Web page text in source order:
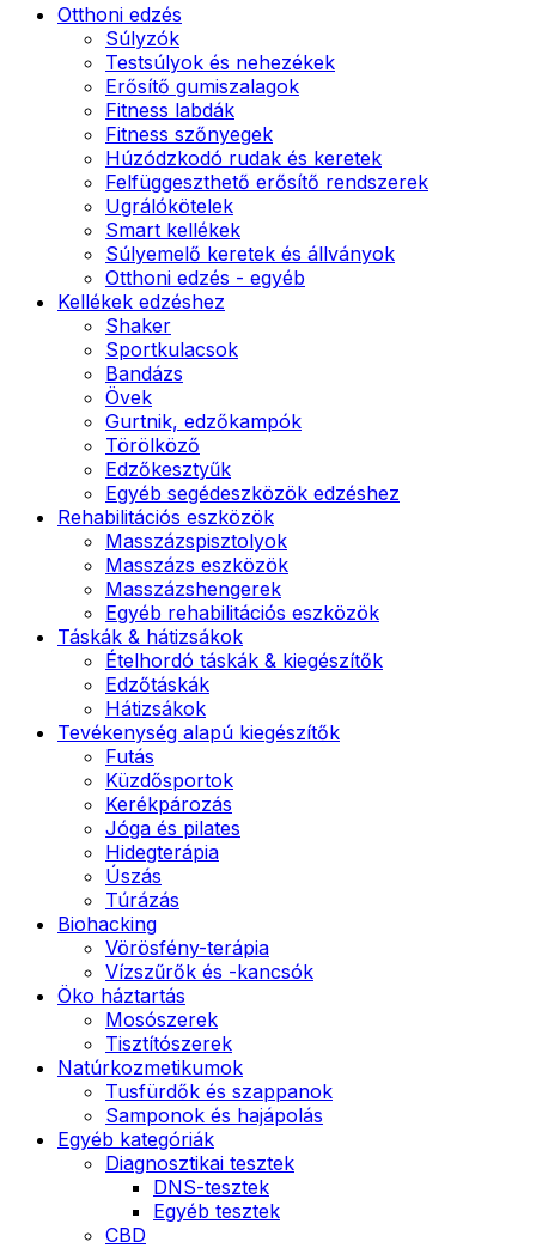
Otthoni edzés
Súlyzók
Testsúlyok és nehezékek
Erősítő gumiszalagok
Fitness labdák
Fitness szőnyegek
Húzódzkodó rudak és keretek
Felfüggeszthető erősítő rendszerek
Ugrálókötelek
Smart kellékek
Súlyemelő keretek és állványok
Otthoni edzés - egyéb
Kellékek edzéshez
Shaker
Sportkulacsok
Bandázs
Övek
Gurtnik, edzőkampók
Törölköző
Edzőkesztyűk
Egyéb segédeszközök edzéshez
Rehabilitációs eszközök
Masszázspisztolyok
Masszázs eszközök
Masszázshengerek
Egyéb rehabilitációs eszközök
Táskák & hátizsákok
Ételhordó táskák & kiegészítők
Edzőtáskák
Hátizsákok
Tevékenység alapú kiegészítők
Futás
Küzdősportok
Kerékpározás
Jóga és pilates
Hidegterápia
Úszás
Túrázás
Biohacking
Vörösfény-terápia
Vízszűrők és -kancsók
Öko háztartás
Mosószerek
Tisztítószerek
Natúrkozmetikumok
Tusfürdők és szappanok
Samponok és hajápolás
Egyéb kategóriák
Diagnosztikai tesztek
DNS-tesztek
Egyéb tesztek
CBD